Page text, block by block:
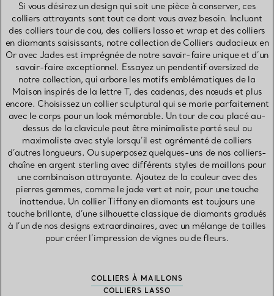
Si vous désirez un design qui soit une pièce à conserver, ces
colliers attrayants sont tout ce dont vous avez besoin. Incluant
des colliers tour de cou, des colliers lasso et wrap et des colliers
en diamants saisissants, notre collection de Colliers audacieux en
Or avec Jades est imprégnée de notre savoir-faire unique et d’un
savoir-faire exceptionnel. Essayez un pendentif oversized de
notre collection, qui arbore les motifs emblématiques de la
Maison inspirés de la lettre T, des cadenas, des nœuds et plus
encore. Choisissez un collier sculptural qui se marie parfaitement
avec le corps pour un look mémorable. Un tour de cou placé au-
dessus de la clavicule peut être minimaliste porté seul ou
maximaliste avec style lorsqu’il est agrémenté de colliers
d’autres longueurs. Ou superposez quelques-uns de nos colliers-
chaîne en argent sterling avec différents styles de maillons pour
une combinaison attrayante. Ajoutez de la couleur avec des
pierres gemmes, comme le jade vert et noir, pour une touche
inattendue. Un collier Tiffany en diamants est toujours une
touche brillante, d’une silhouette classique de diamants gradués
à l’un de nos designs extraordinaires, avec un mélange de tailles
pour créer l’impression de vignes ou de fleurs.
COLLIERS À MAILLONS
COLLIERS LASSO